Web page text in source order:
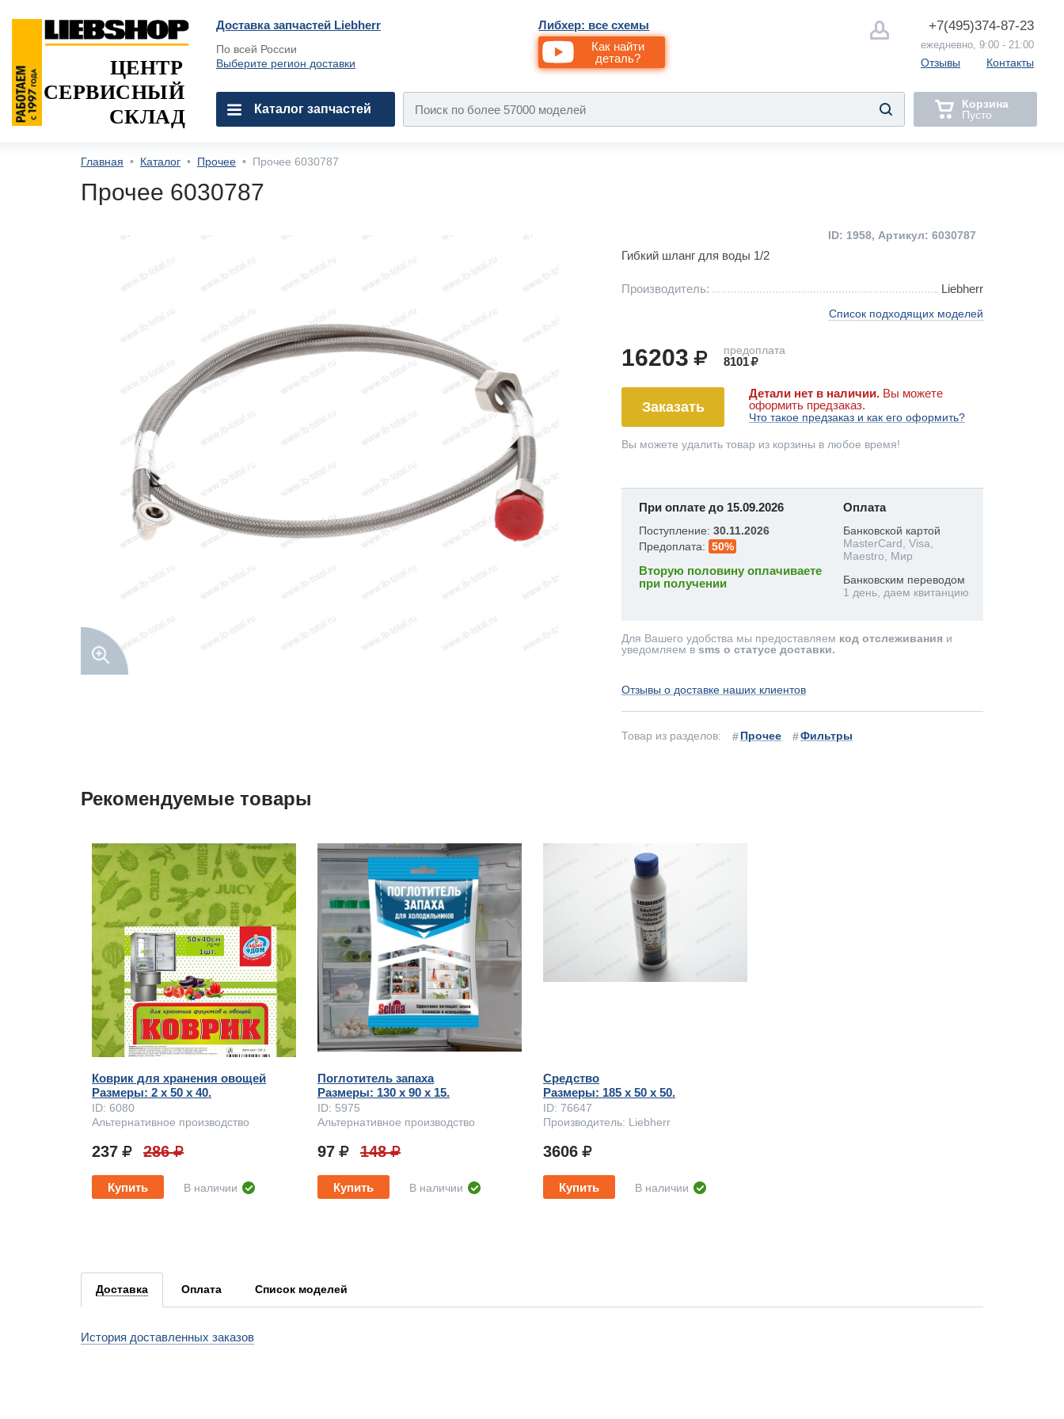
Доставка запчастей Liebherr
По всей России
Выберите регион доставки
Либхер: все схемы
Как найти
деталь?
+7(495)374-87-23
ежедневно, 9:00 - 21:00
Отзывы Контакты
ЦЕНТР
СЕРВИСНЫЙ
СКЛАД
Каталог запчастей
Корзина
Пусто
Главная • Каталог • Прочее • Прочее 6030787
Прочее 6030787
ID: 1958, Артикул: 6030787
Гибкий шланг для воды 1/2
Производитель: Liebherr
Список подходящих моделей
16203 предоплата
8101
Заказать
Детали нет в наличии. Вы можете
оформить предзаказ.
Что такое предзаказ и как его оформить?
Вы можете удалить товар из корзины в любое время!
При оплате до 15.09.2026
Поступление: 30.11.2026
Предоплата: 50%
Вторую половину оплачиваете
при получении
Оплата
Банковской картой
MasterCard, Visa,
Maestro, Мир
Банковским переводом
1 день, даем квитанцию
Для Вашего удобства мы предоставляем код отслеживания и
уведомляем в sms о статусе доставки.
Отзывы о доставке наших клиентов
Товар из разделов: Прочее Фильтры
Рекомендуемые товары
Коврик для хранения овощей
Размеры: 2 x 50 х 40.
ID: 6080
Альтернативное производство
237 286
Купить В наличии
Поглотитель запаха
Размеры: 130 x 90 х 15.
ID: 5975
Альтернативное производство
97 148
Купить В наличии
Средство
Размеры: 185 x 50 х 50.
ID: 76647
Производитель: Liebherr
3606
Купить В наличии
Доставка Оплата Список моделей
История доставленных заказов